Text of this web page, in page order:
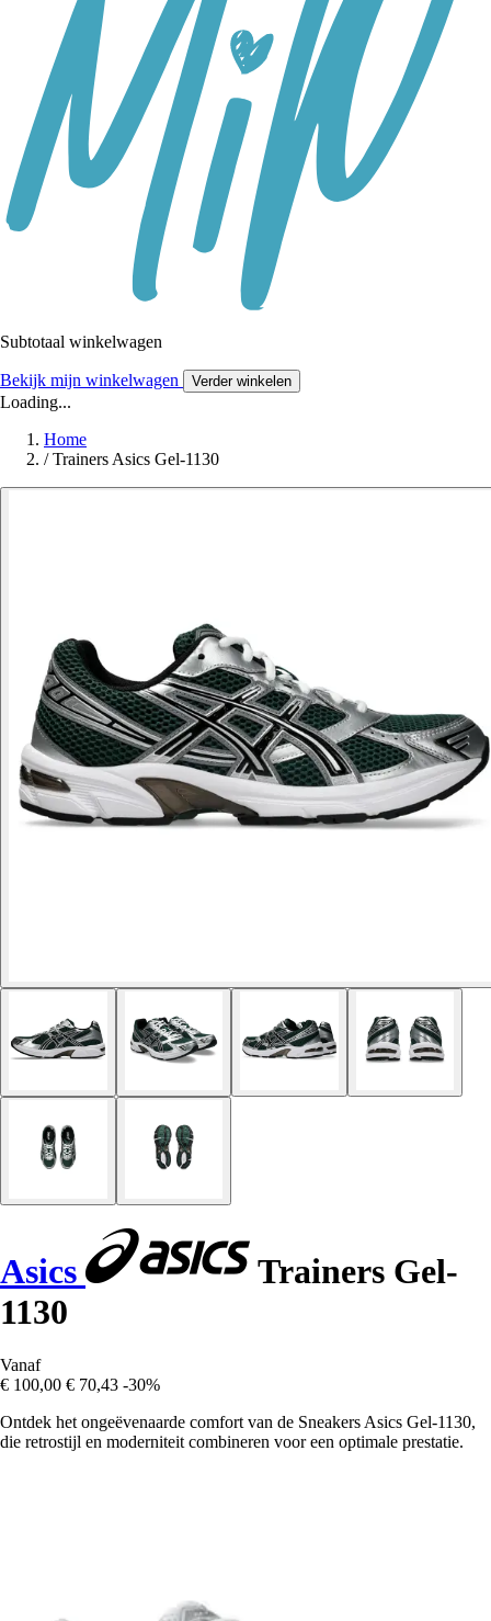
Subtotaal winkelwagen
Bekijk mijn winkelwagen Verder winkelen
Loading...
Home
/ Trainers Asics Gel-1130
Asics
Trainers Gel-
1130
Vanaf
€ 100,00 € 70,43 -30%
Ontdek het ongeëvenaarde comfort van de Sneakers Asics Gel-1130,
die retrostijl en moderniteit combineren voor een optimale prestatie.